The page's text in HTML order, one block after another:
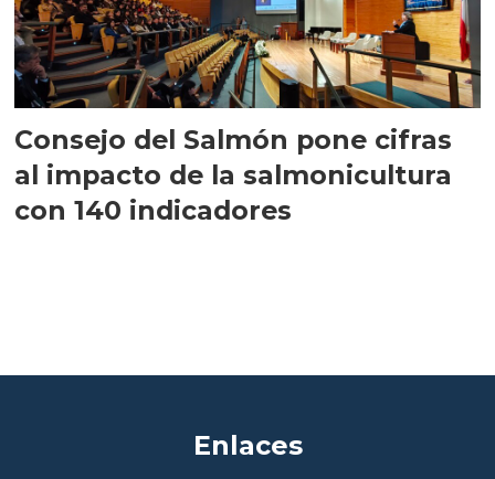
Consejo del Salmón pone cifras
al impacto de la salmonicultura
con 140 indicadores
Enlaces